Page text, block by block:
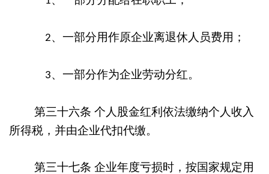
2、一部分用作原企业离退休人员费用；
3、一部分作为企业劳动分红。
第三十六条 个人股金红利依法缴纳个人收入
所得税，并由企业代扣代缴。
第三十七条 企业年度亏损时，按国家规定用